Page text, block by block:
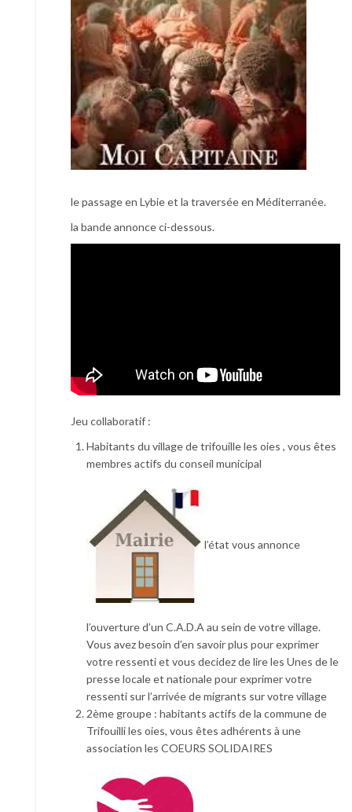
le passage en Lybie et la traversée en Méditerranée.
la bande annonce ci-dessous.
Jeu collaboratif :
Habitants du village de trifouille les oies , vous êtes
membres actifs du conseil municipal
l’état vous annonce
l’ouverture d’un C.A.D.A au sein de votre village.
Vous avez besoin d’en savoir plus pour exprimer
votre ressenti et vous decidez de lire les Unes de le
presse locale et nationale pour exprimer votre
ressenti sur l’arrivée de migrants sur votre village
2ème groupe : habitants actifs de la commune de
Trifouilli les oies, vous êtes adhérents à une
association les COEURS SOLIDAIRES